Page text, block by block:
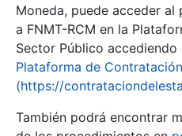
Moneda, puede acceder
a FNMT-RCM en la
Sector Público accediendo
Plataforma de
(https://
También podrá encontrar